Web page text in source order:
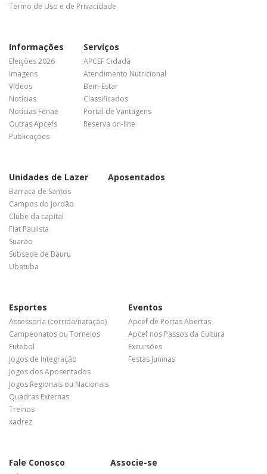
Termo de Uso e de Privacidade
Informações
Eleições 2026
Imagens
Vídeos
Notícias
Notícias Fenae
Outras Apcefs
Publicações
Serviços
APCEF Cidadã
Atendimento Nutricional
Bem-Estar
Classificados
Portal de Vantagens
Reserva on-line
Unidades de Lazer
Barraca de Santos
Campos do Jordão
Clube da capital
Flat Paulista
Suarão
Subsede de Bauru
Ubatuba
Aposentados
Esportes
Assessoria (corrida/natação)
Campeonatos ou Torneios
Futebol
Jogos de Integração
Jogos dos Aposentados
Jogos Regionais ou Nacionais
Quadras Externas
Treinos
xadrez
Eventos
Apcef de Portas Abertas
Apcef nos Passos da Cultura
Excursões
Festas Juninas
Fale Conosco Associe-se